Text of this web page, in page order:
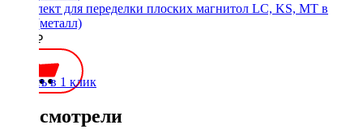
Комплект для переделки плоских магнитол LC, KS, MT в
1Din (металл)
1900 ₽
Купить в 1 клик
Вы смотрели